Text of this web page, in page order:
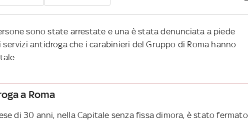
sono state arrestate e una è stata denunciata a piede
servizi antidroga che i carabinieri del Gruppo di Roma hanno
a Roma
di 30 anni, nella Capitale senza fissa dimora, è stato fermato